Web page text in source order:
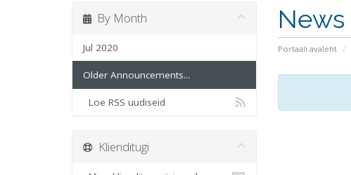
News
Portaali avaleht
By Month
Jul 2020
Older Announcements...
Loe RSS uudiseid
Klienditugi